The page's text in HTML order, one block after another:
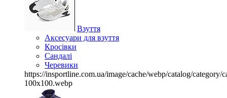
Взуття
Аксесуари для взуття
Кросівки
Сандалі
Черевики
https://insportline.com.ua/image/cache/webp/catalog/category/
100x100.webp